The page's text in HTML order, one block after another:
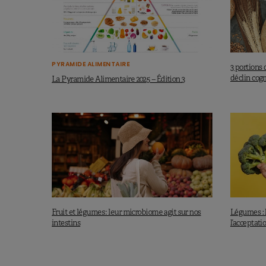
PYRAMIDE ALIMENTAIRE
La Pyramide Alimentaire 2025 – Édition 3
3 portions
déclin
Fruit et légumes : leur microbiome agit sur nos
intestins
Légumes